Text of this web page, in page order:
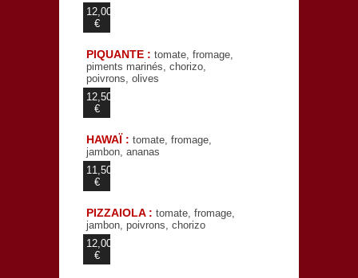
12,00
€
PIQUANTE : tomate, fromage,
piments marinés, chorizo,
poivrons, olives
12,50
€
HAWAÏ : tomate, fromage,
jambon, ananas
11,50
€
PIZZAIOLA : tomate, fromage,
jambon, poivrons, chorizo
12,00
€